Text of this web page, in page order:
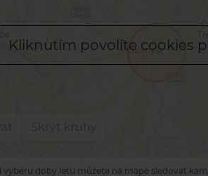
Kliknutím povolíte cookies
výběru doby letu můžete na mapě sledovat